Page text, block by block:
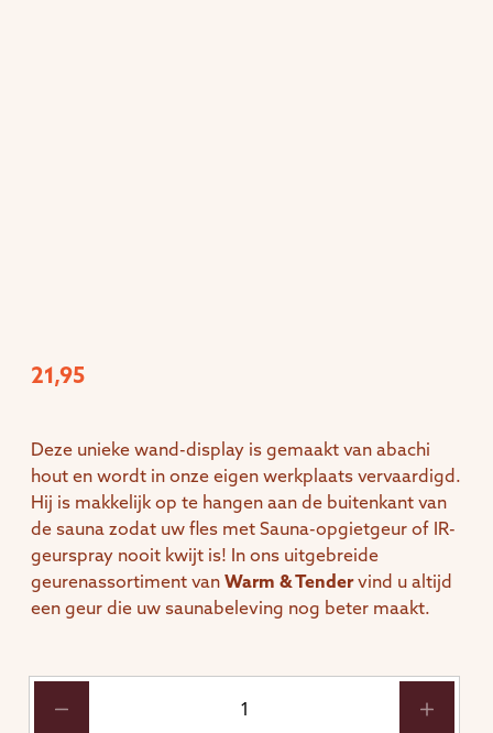
21,95
Deze unieke wand-display is gemaakt van abachi
hout en wordt in onze eigen werkplaats vervaardigd.
Hij is makkelijk op te hangen aan de buitenkant van
de sauna zodat uw fles met Sauna-opgietgeur of IR-
geurspray nooit kwijt is! In ons uitgebreide
geurenassortiment van Warm & Tendervind u altijd
een geur die uw saunabeleving nog beter maakt.